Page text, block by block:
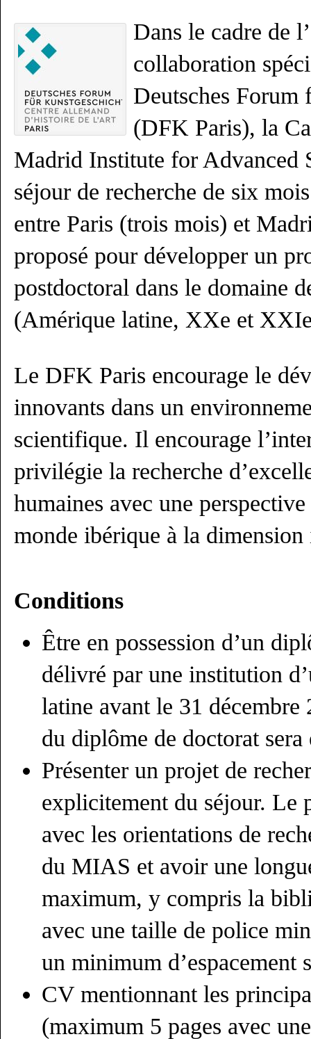
Dans le cadre de
collaboration
Deutsches Forum
(DFK Paris), la
Madrid Institute for Advanced
séjour de recherche de six
entre Paris (trois mois) et
proposé pour développer un
postdoctoral dans le domaine
(Amérique latine, XXe et
Le DFK Paris encourage le
innovants dans un
scientifique. Il encourage
privilégie la recherche
humaines avec une
monde ibérique à la
Conditions
Être en possession d’un
délivré par une institution
latine avant le 31
du diplôme de doctorat sera
Présenter un projet de
explicitement du séjour. Le
avec les orientations de
du MIAS et avoir une
maximum, y compris la
avec une taille de police
un minimum d’espacement
CV mentionnant les
(maximum 5 pages avec